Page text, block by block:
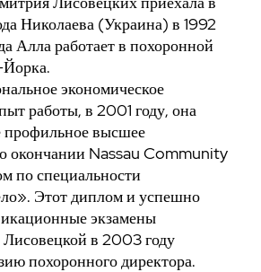
Николаева (Украина) в 1992
Алла работает в похоронной
экономическое
работы, в 2001 году, она
профильное высшее
окончании Nassau Community
по специальности
Этот диплом и успешно
экзамены
в 2003 году
похоронного директора.